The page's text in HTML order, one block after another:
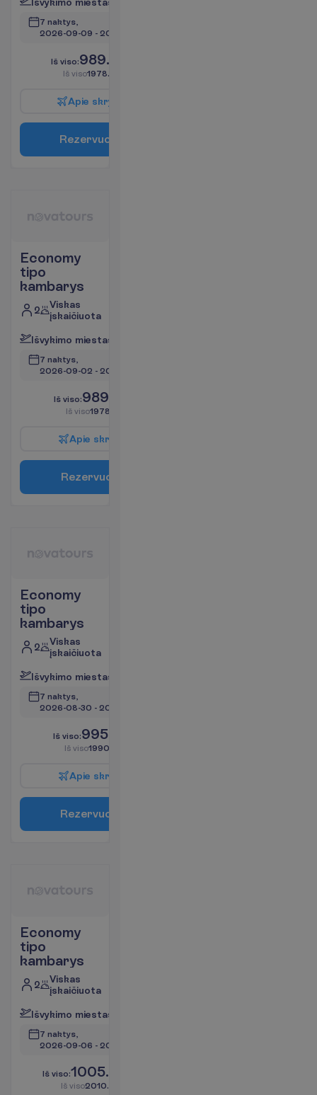
švykimo miestas
7 naktys,
2026-09-09 - 2026-09-16
Iš viso:989.00
Iš viso1978.00
Apie skry
Rezervuo
Economy
tipo
kambarys
2
Viskas
įskaičiuota
Išvykimo miestas
7 naktys,
2026-09-02 - 2026-09-09
Iš viso:989.00
Iš viso1978.00
Apie skr
Rezervuo
Economy
tipo
kambarys
2
Viskas
įskaičiuota
Išvykimo miestas
7 naktys,
2026-08-30 - 2026-09-06
Iš viso:995.00
Iš viso1990.00
Apie skr
Rezervuo
Economy
tipo
kambarys
2
Viskas
įskaičiuota
Išvykimo miestas
7 naktys,
2026-09-06 - 2026-09-13
Iš viso:1005.00
Iš viso2010.00